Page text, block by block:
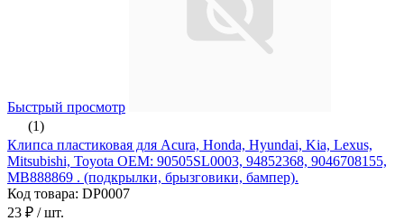
Быстрый просмотр
(1)
Клипса пластиковая для Acura, Honda, Hyundai, Kia, Lexus,
Mitsubishi, Toyota ОЕМ: 90505SL0003, 94852368, 9046708155,
MB888869 . (подкрылки, брызговики, бампер).
Код товара: DP0007
23 ₽ / шт.